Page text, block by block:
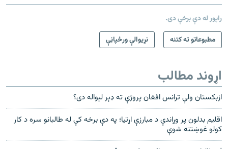
راپور له دې برخې دی.
مطبوعاتو ته کتنه
نړیوالې ورځپاڼې
اړوند مطالب
ازبکستان ولې ترانس افغان پروژې ته ډېر لېواله دی؟
اقلیم بدلون پر وړاندې د مبارزې اړتیا؛ په دې برخه کې له طالبانو سره د کار
کولو غوښتنه شوې